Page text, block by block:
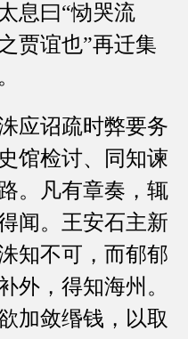
息曰“恸哭流
贾谊也”再迁集
诏疏时弊要务
馆检讨、同知谏
。凡有章奏，辄
闻。王安石主新
知不可，而郁郁
外，得知海州。
加敛缗钱，以取